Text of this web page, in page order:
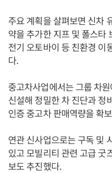
주요 계획을 살펴보면 신차
약을 추가한 지프 및 폴스타
전기 오토바이 등 친환경 이
다.
중고차사업에서는 그룹 차
신설해 정밀한 차 진단과 정
인증 중고차 판매역량을 확
연관 신사업으로는 구독 및
있고 모빌리티 관련 고급 굿
보도 추진했다.